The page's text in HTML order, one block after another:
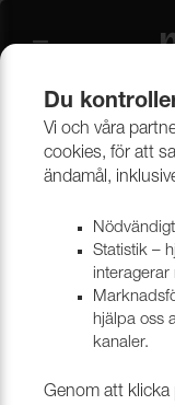
Du
Vi och våra
cookies, för att
ändamål,
Statistik –
hjälpa oss
kanaler.
Genom att klicka